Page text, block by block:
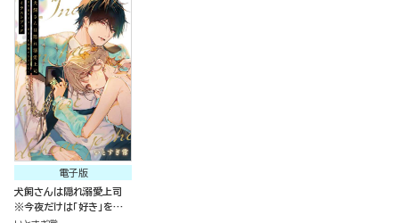
電子版
犬飼さんは隠れ溺愛上司
※今夜だけは「好き」を我